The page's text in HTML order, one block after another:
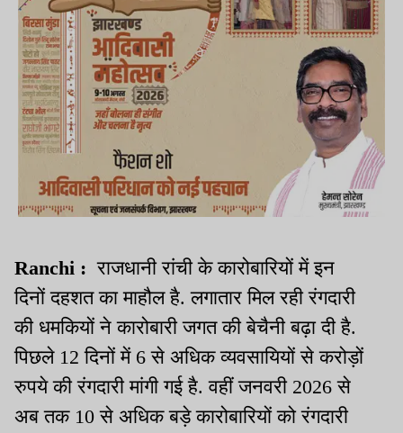
Ranchi :राजधानी रांची के कारोबारियों में इन
दिनों दहशत का माहौल है. लगातार मिल रही रंगदारी
की धमकियों ने कारोबारी जगत की बेचैनी बढ़ा दी है.
पिछले 12 दिनों में 6 से अधिक व्यवसायियों से करोड़ों
रुपये की रंगदारी मांगी गई है. वहीं जनवरी 2026 से
अब तक 10 से अधिक बड़े कारोबारियों को रंगदारी